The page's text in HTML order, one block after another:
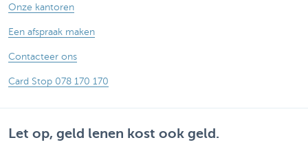
Onze kantoren
Een afspraak maken
Contacteer ons
Card Stop 078 170 170
Let op, geld lenen kost ook geld.